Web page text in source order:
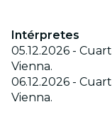
Intérpretes
05.12.2026 -
Vienna.
06.12.2026 -
Vienna.